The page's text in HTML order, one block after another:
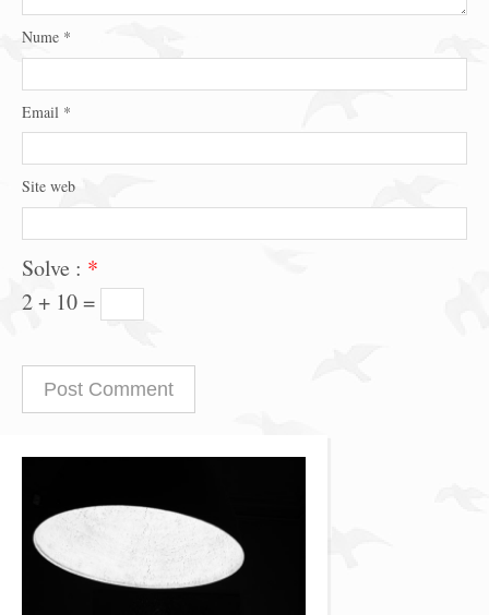
Nume *
Email *
Site web
Solve : *
2 + 10 =